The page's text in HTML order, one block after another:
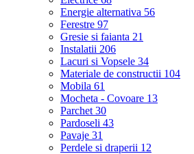
Energie alternativa 56
Ferestre 97
Gresie si faianta 21
Instalatii 206
Lacuri si Vopsele 34
Materiale de constructii 104
Mobila 61
Mocheta - Covoare 13
Parchet 30
Pardoseli 43
Pavaje 31
Perdele si draperii 12